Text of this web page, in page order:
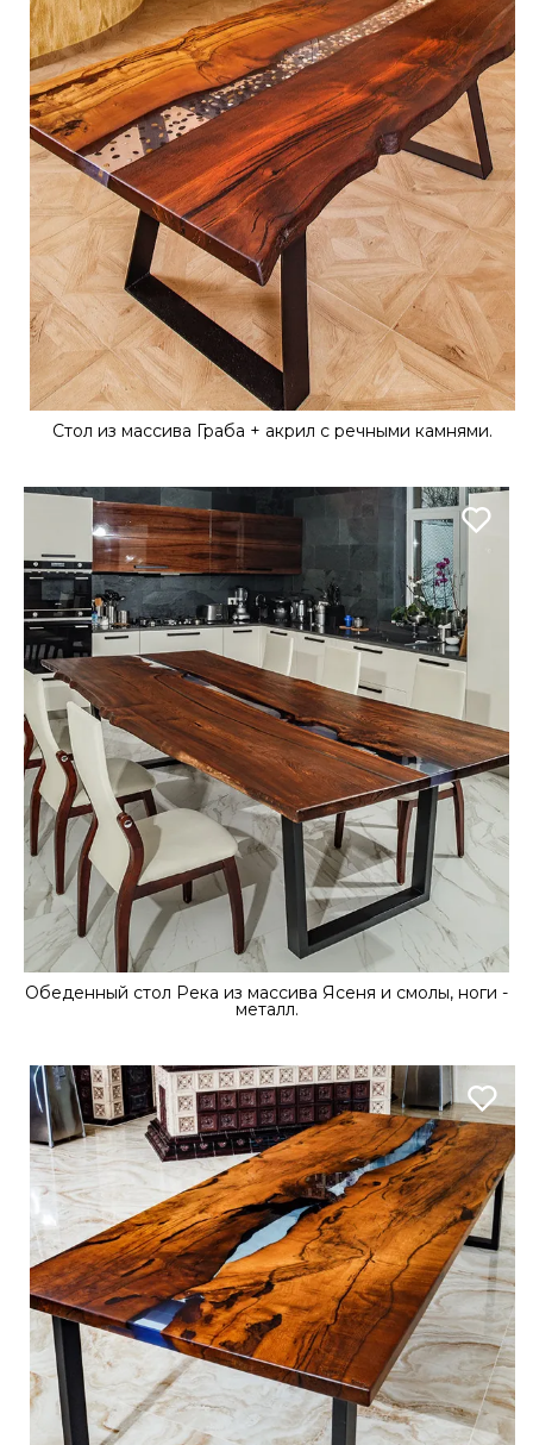
Стол из массива Граба + акрил с речными камнями.
Обеденный стол Река из массива Ясеня и смолы, ноги -
металл.